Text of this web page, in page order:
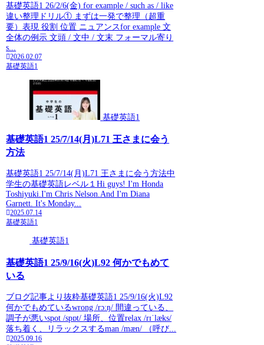
基礎英語1 26/2/6(金) for example / such as / like
違い整理ドリル① まずは一発で整理（超重
要）表現 役割 位置 ニュアンスfor example 文
全体の例示 文頭 / 文中 / 文末 フォーマル寄り
s...
2026.02.07
基礎英語1
基礎英語1
基礎英語1 25/7/14(月)L71 王さまに会う
方法
基礎英語1 25/7/14(月)L71 王さまに会う方法中
学生の基礎英語レベル１Hi guys! I'm Honda
Toshiyuki.I'm Chris Nelson.And I'm Diana
Garnett. It's Monday...
2025.07.14
基礎英語1
基礎英語1
基礎英語1 25/9/16(火)L92 何かでもめて
いる
ブログ記事より抜粋基礎英語1 25/9/16(火)L92
何かでもめているwrong /rɔːŋ/ 間違っている、
調子が悪いspot /spɒt/ 場所、位置relax /rɪˈlæks/
落ち着く、リラックスするman /mæn/ （呼び...
2025.09.16